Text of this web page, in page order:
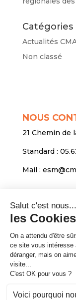
Catégories
Actualités
Non classé
NOUS
21 Chemin de
Standard :
Mail :
Mentions
Protection
Venir nous voir